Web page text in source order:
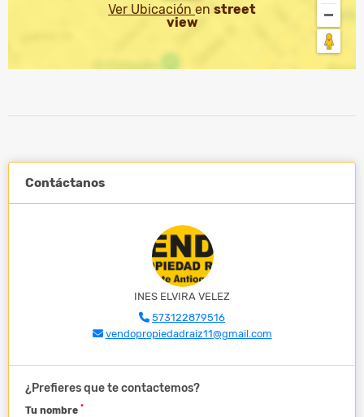
Ver Ubicación en street
view
Contáctanos
INES ELVIRA VELEZ
573122879516
vendopropiedadraiz11@gmail.com
¿Prefieres que te contactemos?
Tu nombre *